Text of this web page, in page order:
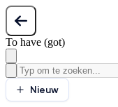
To have (got)
Nieuw